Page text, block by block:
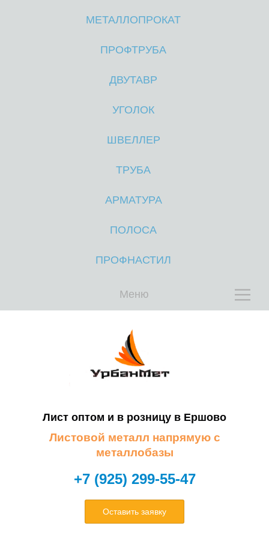
МЕТАЛЛОПРОКАТ
ПРОФТРУБА
ДВУТАВР
УГОЛОК
ШВЕЛЛЕР
ТРУБА
АРМАТУРА
ПОЛОСА
ПРОФНАСТИЛ
Меню
М
Е
Лист оптом и в розницу в Ершово
Листовой металл напрямую с
металлобазы
+7 (925) 299-55-47
Оставить заявку
М
Е